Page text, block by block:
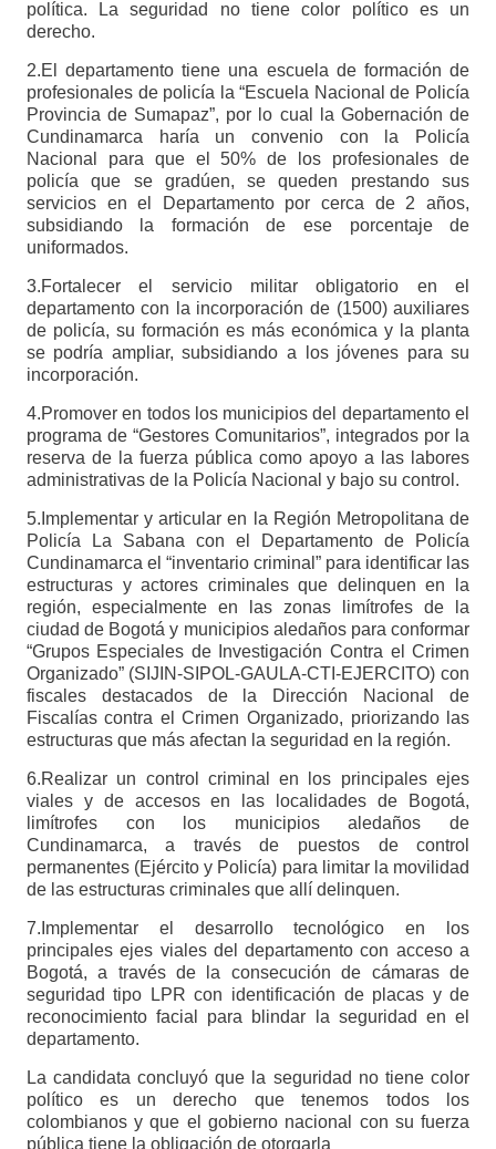
política. La seguridad no tiene color político es un
derecho.
2.El departamento tiene una escuela de formación de
profesionales de policía la “Escuela Nacional de Policía
Provincia de Sumapaz”, por lo cual la Gobernación de
Cundinamarca haría un convenio con la Policía
Nacional para que el 50% de los profesionales de
policía que se gradúen, se queden prestando sus
servicios en el Departamento por cerca de 2 años,
subsidiando la formación de ese porcentaje de
uniformados.
3.Fortalecer el servicio militar obligatorio en el
departamento con la incorporación de (1500) auxiliares
de policía, su formación es más económica y la planta
se podría ampliar, subsidiando a los jóvenes para su
incorporación.
4.Promover en todos los municipios del departamento el
programa de “Gestores Comunitarios”, integrados por la
reserva de la fuerza pública como apoyo a las labores
administrativas de la Policía Nacional y bajo su control.
5.Implementar y articular en la Región Metropolitana de
Policía La Sabana con el Departamento de Policía
Cundinamarca el “inventario criminal” para identificar las
estructuras y actores criminales que delinquen en la
región, especialmente en las zonas limítrofes de la
ciudad de Bogotá y municipios aledaños para conformar
“Grupos Especiales de Investigación Contra el Crimen
Organizado” (SIJIN-SIPOL-GAULA-CTI-EJERCITO) con
fiscales destacados de la Dirección Nacional de
Fiscalías contra el Crimen Organizado, priorizando las
estructuras que más afectan la seguridad en la región.
6.Realizar un control criminal en los principales ejes
viales y de accesos en las localidades de Bogotá,
limítrofes con los municipios aledaños de
Cundinamarca, a través de puestos de control
permanentes (Ejército y Policía) para limitar la movilidad
de las estructuras criminales que allí delinquen.
7.Implementar el desarrollo tecnológico en los
principales ejes viales del departamento con acceso a
Bogotá, a través de la consecución de cámaras de
seguridad tipo LPR con identificación de placas y de
reconocimiento facial para blindar la seguridad en el
departamento.
La candidata concluyó que la seguridad no tiene color
político es un derecho que tenemos todos los
colombianos y que el gobierno nacional con su fuerza
pública tiene la obligación de otorgarla